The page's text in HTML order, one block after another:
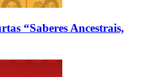
“Saberes Ancestrais,